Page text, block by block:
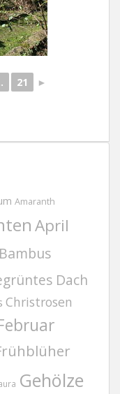
21 ►
Amaranth
April
Bambus
Dach
Christrosen
Gehölze